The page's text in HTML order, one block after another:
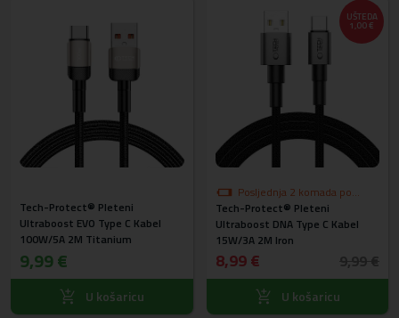
Tech-Protect® Pleteni
Ultraboost EVO Type C Kabel
100W/5A 2M Titanium
9,99 €
U košaricu
UŠTEDA
1,00 €
Posljednja 2 komada po
akcijskoj cijeni
Tech-Protect® Pleteni
Ultraboost DNA Type C Kabel
15W/3A 2M Iron
8,99 €
U košaricu